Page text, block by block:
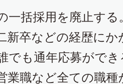
一括採用を廃止する
新卒などの経歴に
でも通年応募がで
業職など全ての職種